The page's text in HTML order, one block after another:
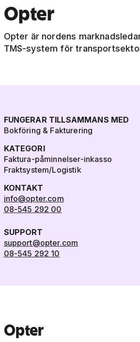
Opter
Opter är nordens
TMS-system för
FUNGERAR TILLSAMMANS MED
Bokföring & Fakturering
KATEGORI
Faktura-påminnelser-inkasso
Fraktsystem/Logistik
KONTAKT
info@opter.com
08-545 292 00
SUPPORT
support@opter.com
08-545 292 10
Opter